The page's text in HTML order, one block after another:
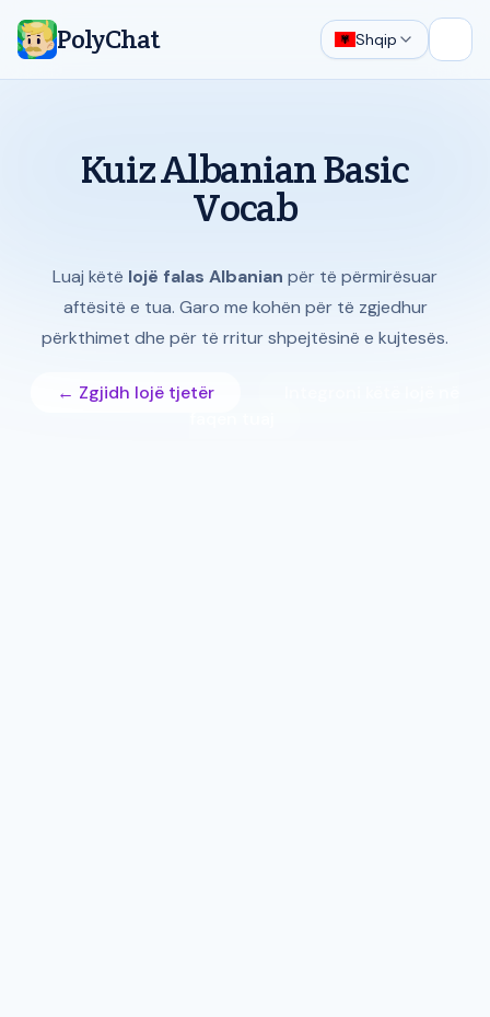
PolyChat Shqip
Kuiz Albanian Basic
Vocab
Luaj këtë lojë falas Albanian për të përmirësuar
aftësitë e tua. Garo me kohën për të zgjedhur
përkthimet dhe për të rritur shpejtësinë e kujtesës.
← Zgjidh lojë tjetër